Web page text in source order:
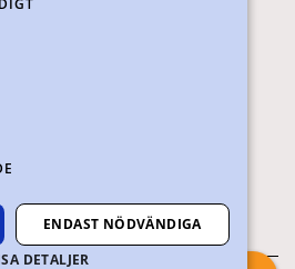
ENDAST NÖDVÄNDIGA
DETALJER